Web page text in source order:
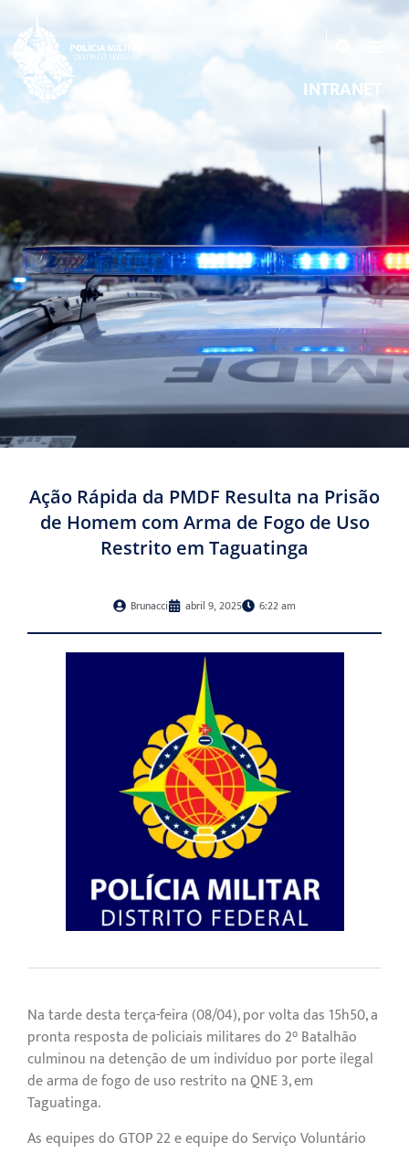
INTRANET
Ação Rápida da PMDF Resulta na Prisão
de Homem com Arma de Fogo de Uso
Restrito em Taguatinga
Brunacci abril 9, 2025 6:22 am
Na tarde desta terça-feira (08/04), por volta das 15h50, a
pronta resposta de policiais militares do 2° Batalhão
culminou na detenção de um indivíduo por porte ilegal
de arma de fogo de uso restrito na QNE 3, em
Taguatinga.
As equipes do GTOP 22 e equipe do Serviço Voluntário